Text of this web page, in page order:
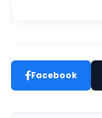
Facebook